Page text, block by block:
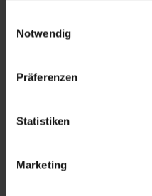
Datenschutzinformationen
Notwendig
Präferenzen
Statistiken
Marketing